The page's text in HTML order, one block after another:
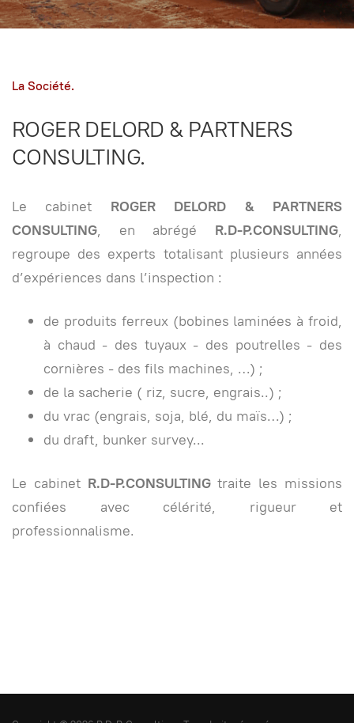
La Société.
ROGER DELORD & PARTNERS
CONSULTING.
Le cabinet ROGER DELORD & PARTNERS
CONSULTING , en abrégé R.D-P.CONSULTING
regroupe des experts totalisant plusieurs années
d’expériences dans l’inspection :
de produits ferreux (bobines laminées à froid,
à chaud - des tuyaux - des poutrelles - des
cornières - des fils machines, …) ;
de la sacherie ( riz, sucre, engrais..) ;
du vrac (engrais, soja, blé, du maïs…) ;
du draft, bunker survey...
Le cabinet R.D-P.CONSULTINGtraite les missions
confiées avec célérité, rigueur et
professionnalisme.